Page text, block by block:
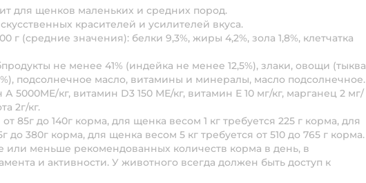
для щенков маленьких и средних пород.
красителей и усилителей вкуса.
г (средние значения): белки 9,3%, жиры 4,2%, зола 1,8%, клетчатка
не менее 41% (индейка не менее 12,5%), злаки, овощи (тыква
подсолнечное масло, витамины и минералы, масло подсолнечное.
5000ME/кг, витамин D3 150 МЕ/кг, витамин Е 10 мг/кг, марганец 2 мг/
2г/кг.
85г до 140г корма, для щенка весом 1 кг требуется 225 г корма, для
до 380г корма, для щенка весом 5 кг требуется от 510 до 765 г корма.
меньше рекомендованных количеств корма в день, в
и активности. У животного всегда должен быть доступ к